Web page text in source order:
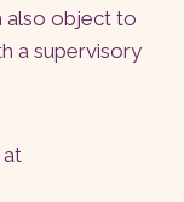
also object to
a supervisory
at